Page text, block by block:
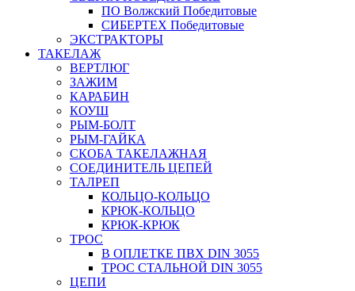
ПО Волжский Победитовые
СИБЕРТЕХ Победитовые
ЭКСТРАКТОРЫ
ТАКЕЛАЖ
ВЕРТЛЮГ
ЗАЖИМ
КАРАБИН
КОУШ
РЫМ-БОЛТ
РЫМ-ГАЙКА
СКОБА ТАКЕЛАЖНАЯ
СОЕДИНИТЕЛЬ ЦЕПЕЙ
ТАЛРЕП
КОЛЬЦО-КОЛЬЦО
КРЮК-КОЛЬЦО
КРЮК-КРЮК
ТРОС
В ОПЛЕТКЕ ПВХ DIN 3055
ТРОС СТАЛЬНОЙ DIN 3055
ЦЕПИ